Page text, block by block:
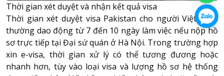
Thời gian xét duyệt và nhận kết quả visa
Thời gian xét duyệt visa Pakistan cho người Việt Nam
thường dao động từ 7 đến 10 ngày làm việc nếu nộp hồ
sơ trực tiếp tại Đại sứ quán ở Hà Nội. Trong trường hợp
xin e-visa, thời gian xử lý có thể tương đương hoặc
nhanh hơn, tùy vào loại visa và lượng hồ sơ hệ thống